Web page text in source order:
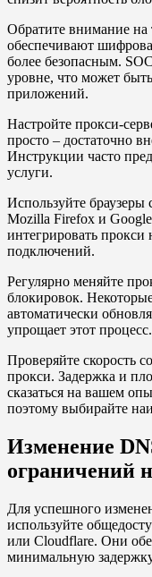
Обратите внимание
обеспечивают
более безопасным.
уровне, что может
приложений.
Настройте прокси-
просто – достаточно
Инструкции часто
услуги.
Используйте
Mozilla Firefox и
интегрировать прокси
подключений.
Регулярно меняйте
блокировок.
автоматически
упрощает этот процесс.
Проверяйте скорость
прокси. Задержка и
сказаться на вашем
поэтому выбирайте
Изменение
ограничений
Для успешного
используйте
или Cloudflare. Они
минимальную